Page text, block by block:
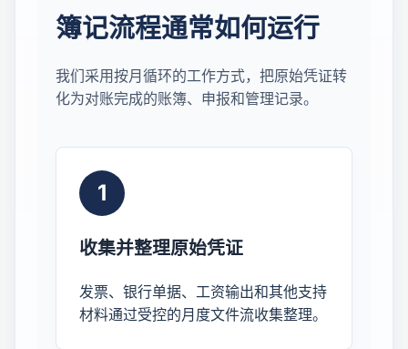
簿记流程通常如何运行
我们采用按月循环的工作方式，把原始凭证转
化为对账完成的账簿、申报和管理记录。
1
收集并整理原始凭证
发票、银行单据、工资输出和其他支持
材料通过受控的月度文件流收集整理。